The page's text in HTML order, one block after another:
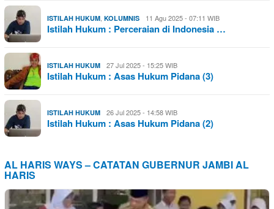
ISTILAH HUKUM KOLUMNIS 11 Agu 2025 - 07:11 WIB
Istilah Hukum : Perceraian di Indonesia …
ISTILAH HUKUM 27 Jul 2025 - 15:25 WIB
Istilah Hukum : Asas Hukum Pidana (3)
ISTILAH HUKUM 26 Jul 2025 - 14:58 WIB
Istilah Hukum : Asas Hukum Pidana (2)
AL HARIS WAYS – CATATAN GUBERNUR JAMBI AL
HARIS